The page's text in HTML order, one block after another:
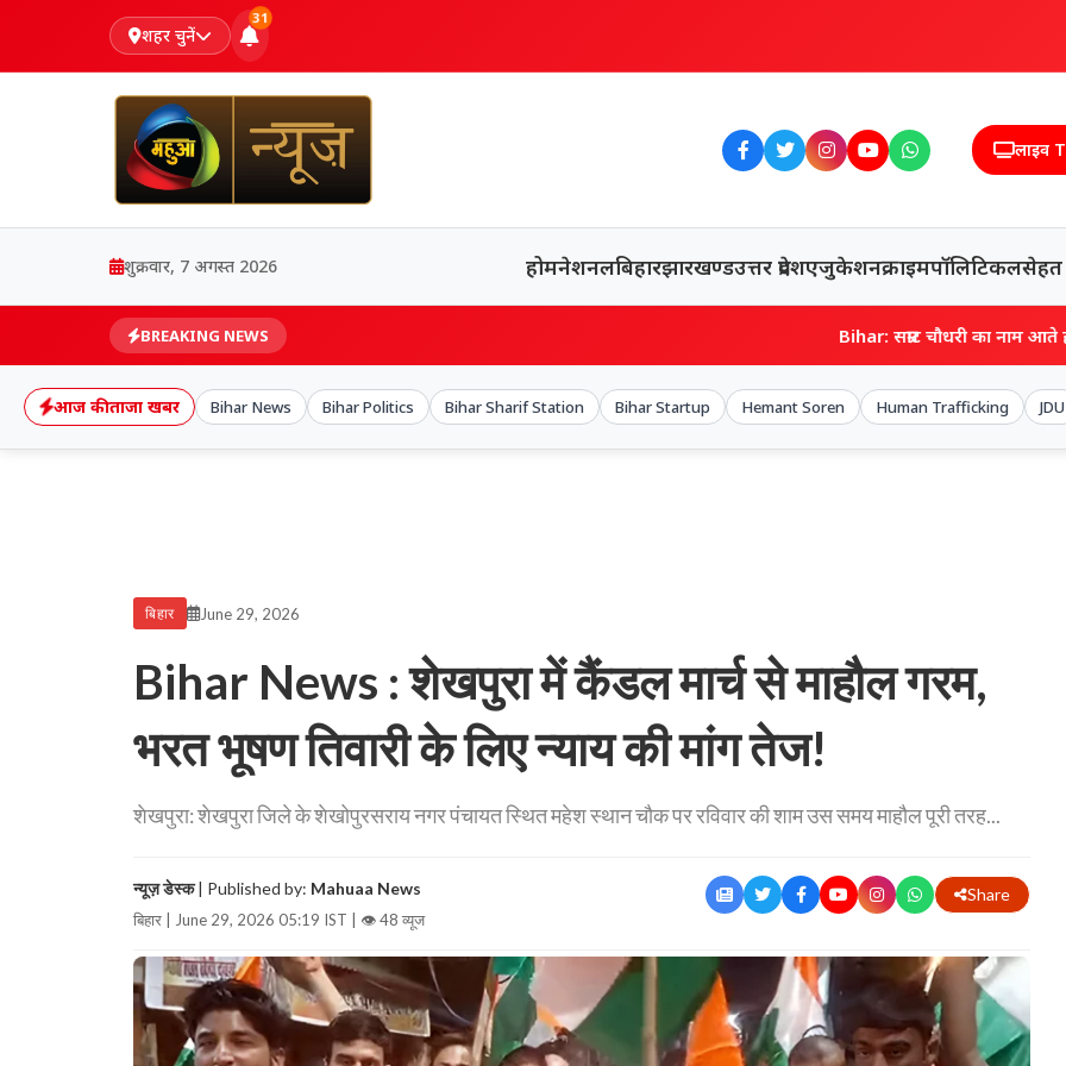
शहर चुनें
31
लाइव
शुक्रवार, 7 अगस्त 2026 होमनेशनलबिहारझारखण्डउत्तर प्रदेशएजुकेशनक्राइमपॉलिटिकलसेहत
BREAKING NEWS Bihar: सम्राट चौधरी का नाम आते ही बोले- मत
आज की ताजा खबर Bihar News Bihar Politics Bihar Sharif Station Bihar Startup Hemant Soren Human Trafficking JDU
बिहार June 29, 2026
Bihar News : शेखपुरा में कैंडल मार्च से माहौल गरम,
भरत भूषण तिवारी के लिए न्याय की मांग तेज!
शेखपुरा: शेखपुरा जिले के शेखोपुरसराय नगर पंचायत स्थित महेश स्थान चौक पर रविवार की शाम उस समय माहौल पूरी तरह...
न्यूज़ डेस्क| Published by: Mahuaa News
बिहार | June 29, 2026 05:19 IST | 👁 48 व्यूज
Share